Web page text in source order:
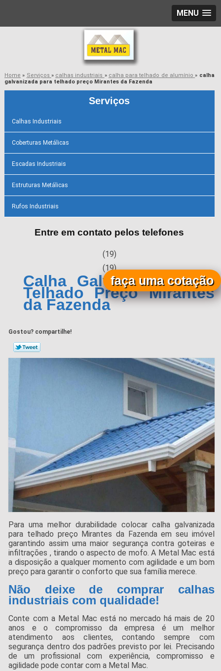
MENU
Home » Serviços » calhas industriais » calha para telhado de alumínio» calha
galvanizada para telhado preço Mirantes da Fazenda
Serviços
Calhas Industriais
Coberturas Metálicas
Escadas Industriais
Estruturas Metálicas
Rufos Industriais
Entre em contato pelos telefones
(19)
(19)
Calha Galvanizada para
Telhado Preço Mirantes
da Fazenda
Gostou? compartilhe!
Para uma melhor durabilidade colocar calha galvanizada
para telhado preço Mirantes da Fazenda em seu imóvel
garantindo assim uma maior segurança contra goteiras e
infiltrações , tirando o aspecto de mofo. A Metal Mac está
a disposição a qualquer momento com agilidade e um bom
preço para garantir o conforto que sua família merece.
Não deixe de comprar calhas
industriais com qualidade!
Conte com a Metal Mac está no mercado há mais de 20
anos e o compromisso da empresa é um melhor
atendimento aos clientes, contando sempre com
segurança dentro dos padrões previsto por lei. Precisando
de um profissional com experiência, compromisso e
agilidade pode contar com a Metal Mac.
faça uma cotação